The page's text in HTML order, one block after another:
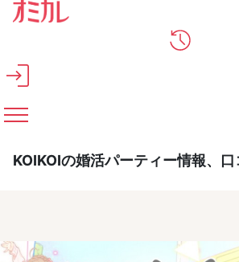
メインコンテンツへスキップ
KOIKOIの婚活パーティー情報、